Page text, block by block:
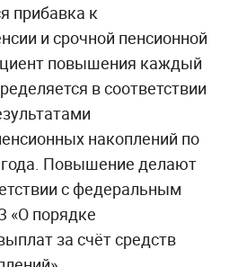
прибавка к
и срочной пенсионной
повышения каждый
в соответствии
накоплений по
Повышение делают
с федеральным
«О порядке
за счёт средств